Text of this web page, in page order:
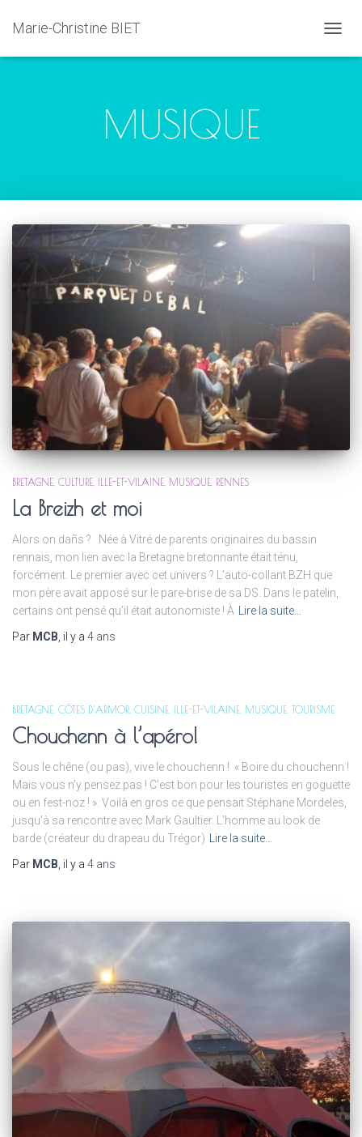
Marie-Christine BIET
LA
MUSIQUE
BRETAGNE CULTURE ILLE-ET-VILAINE MUSIQUE RENNES
La Breizh et moi
Alors on dañs ? Née à Vitré de parents originaires du bassin
rennais, mon lien avec la Bretagne bretonnante était ténu,
forcément. Le premier avec cet univers ? L’auto-collant BZH que
mon père avait apposé sur le pare-brise de sa DS. Dans le patelin,
certains ont pensé qu’il était autonomiste ! À
Lire la suite…
Par MCB , il y a 4 ans
BRETAGNE CÔTES D'ARMOR CUISINE ILLE-ET-VILAINE MUSIQUE TOURISME
Chouchenn à l’apéro!
Sous le chêne (ou pas), vive le chouchenn ! « Boire du chouchenn !
Mais vous n’y pensez pas ! C’est bon pour les touristes en goguette
ou en fest-noz ! ». Voilà en gros ce que pensait Stéphane Mordeles,
jusqu’à sa rencontre avec Mark Gaultier. L’homme au look de
barde (créateur du drapeau du Trégor)
Lire la suite…
Par MCB , il y a 4 ans